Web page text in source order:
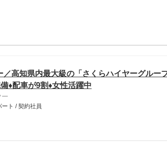
／高知県内最大級の「さくらハイヤーグルー
♦配車が9割♦女性活躍中
ト / 契約社員